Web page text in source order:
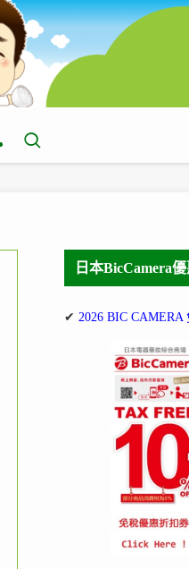
日本BicCamera
✔ 2026 BIC CAMERA